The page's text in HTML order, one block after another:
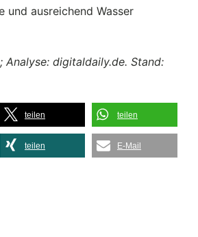
und ausreichend Wasser
; Analyse: digitaldaily.de. Stand:
teilen teilen
teilen E-Mail